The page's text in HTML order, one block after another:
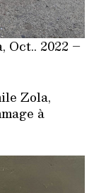
Oct.. 2022 –
Zola,
à